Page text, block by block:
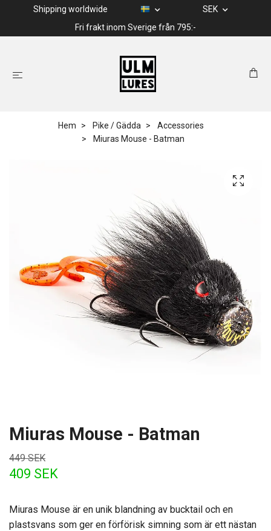
Shipping worldwide
SEK
Fri frakt inom Sverige från 795:-
Hem Pike / Gädda
Accessories
Miuras Mouse - Batman
Miuras Mouse - Batman
449 SEK
409 SEK
Miuras Mouse är en unik blandning av bucktail och en
plastsvans som ger en förförisk simning som är ett nästan